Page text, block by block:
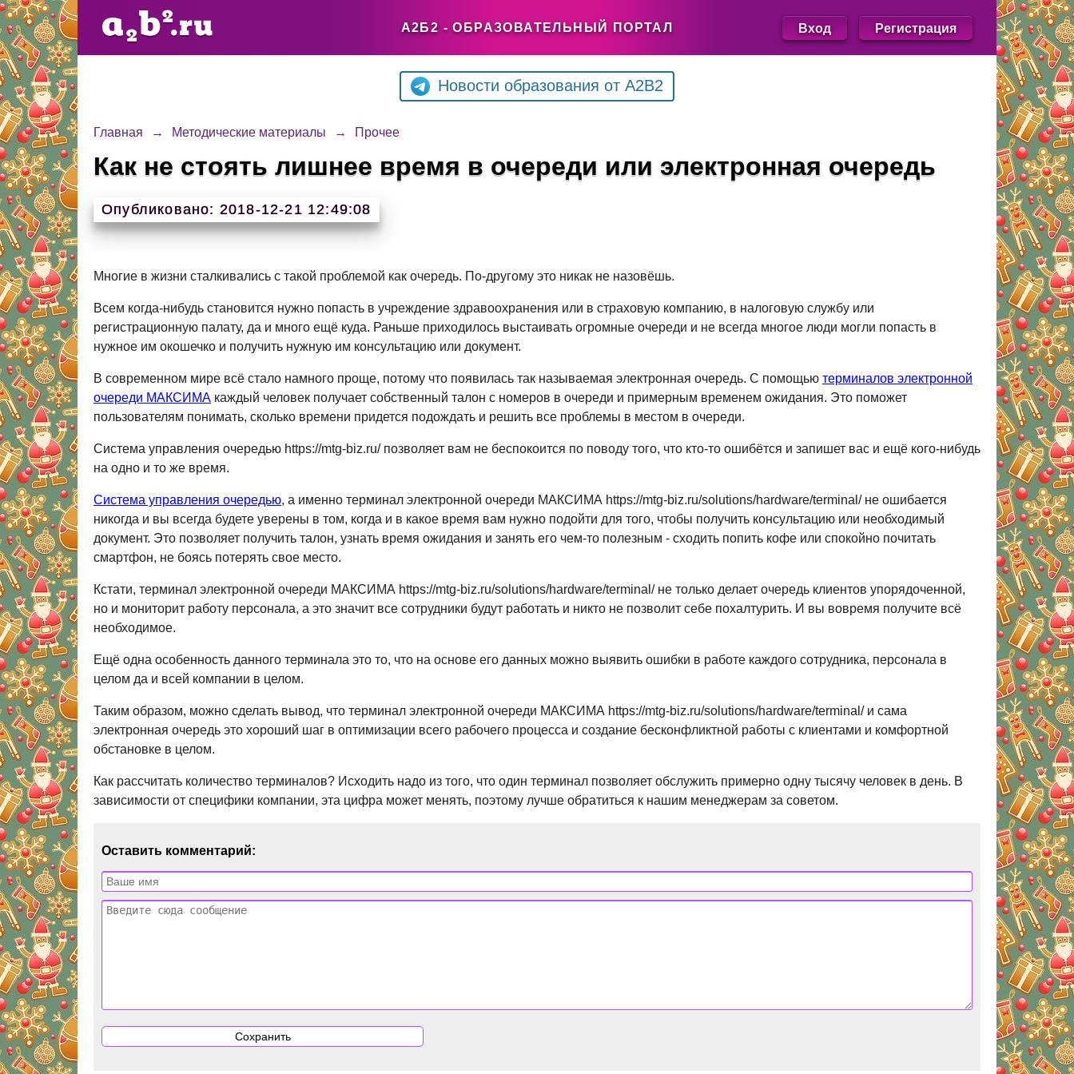
А2Б2 - ОБРАЗОВАТЕЛЬНЫЙ ПОРТАЛ Вход Регистрация
Новости образования от A2B2
Главная → Методические материалы → Прочее
Как не стоять лишнее время в очереди или электронная очередь
Опубликовано: 2018-12-21 12:49:08
Многие в жизни сталкивались с такой проблемой как очередь. По-другому это никак не назовёшь.
Всем когда-нибудь становится нужно попасть в учреждение здравоохранения или в страховую компанию, в налоговую службу или
регистрационную палату, да и много ещё куда. Раньше приходилось выстаивать огромные очереди и не всегда многое люди могли попасть в
нужное им окошечко и получить нужную им консультацию или документ.
В современном мире всё стало намного проще, потому что появилась так называемая электронная очередь. С помощью терминалов электронной
очереди МАКСИМА каждый человек получает собственный талон с номеров в очереди и примерным временем ожидания. Это поможет
пользователям понимать, сколько времени придется подождать и решить все проблемы в местом в очереди.
Система управления очередью https://mtg-biz.ru/ позволяет вам не беспокоится по поводу того, что кто-то ошибётся и запишет вас и ещё кого-нибудь
на одно и то же время.
Система управления очередью, а именно терминал электронной очереди МАКСИМА https://mtg-biz.ru/solutions/hardware/terminal/ не ошибается
никогда и вы всегда будете уверены в том, когда и в какое время вам нужно подойти для того, чтобы получить консультацию или необходимый
документ. Это позволяет получить талон, узнать время ожидания и занять его чем-то полезным - сходить попить кофе или спокойно почитать
смартфон, не боясь потерять свое место.
Кстати, терминал электронной очереди МАКСИМА https://mtg-biz.ru/solutions/hardware/terminal/ не только делает очередь клиентов упорядоченной,
но и мониторит работу персонала, а это значит все сотрудники будут работать и никто не позволит себе похалтурить. И вы вовремя получите всё
необходимое.
Ещё одна особенность данного терминала это то, что на основе его данных можно выявить ошибки в работе каждого сотрудника, персонала в
целом да и всей компании в целом.
Таким образом, можно сделать вывод, что терминал электронной очереди МАКСИМА https://mtg-biz.ru/solutions/hardware/terminal/ и сама
электронная очередь это хороший шаг в оптимизации всего рабочего процесса и создание бесконфликтной работы с клиентами и комфортной
обстановке в целом.
Как рассчитать количество терминалов? Исходить надо из того, что один терминал позволяет обслужить примерно одну тысячу человек в день. В
зависимости от специфики компании, эта цифра может менять, поэтому лучше обратиться к нашим менеджерам за советом.
Оставить комментарий: